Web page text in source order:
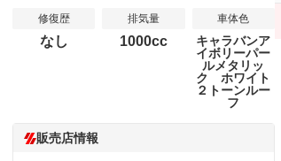
修復歴
なし
排気量
1000cc
車体色
キャラバンア
イボリーパー
ルメタリッ
ク ホワイト
２トーンルー
フ
販売店情報